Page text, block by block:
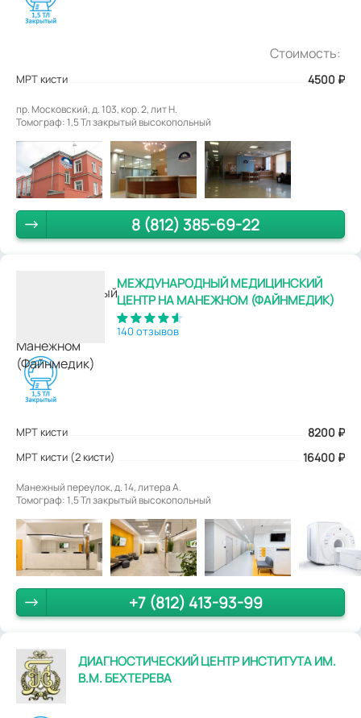
Стоимость:
МРТ кисти 4500 ₽
пр. Московский, д. 103, кор. 2, лит Н.
Томограф: 1,5 Тл закрытый высокопольный
8 (812) 385-69-22
МЕЖДУНАРОДНЫЙ МЕДИЦИНСКИЙ
ЦЕНТР НА МАНЕЖНОМ (ФАЙНМЕДИК)
140 отзывов
МРТ кисти 8200 ₽
МРТ кисти (2 кисти) 16400 ₽
Манежный переулок, д. 14, литера А.
Томограф: 1,5 Тл закрытый высокопольный
+7 (812) 413-93-99
ДИАГНОСТИЧЕСКИЙ ЦЕНТР ИНСТИТУТА ИМ.
В.М. БЕХТЕРЕВА